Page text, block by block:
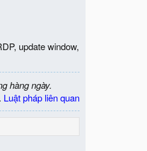
update window,
hàng ngày.
Luật pháp liên quan